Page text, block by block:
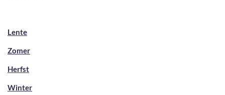
Lente
Zomer
Herfst
Winter